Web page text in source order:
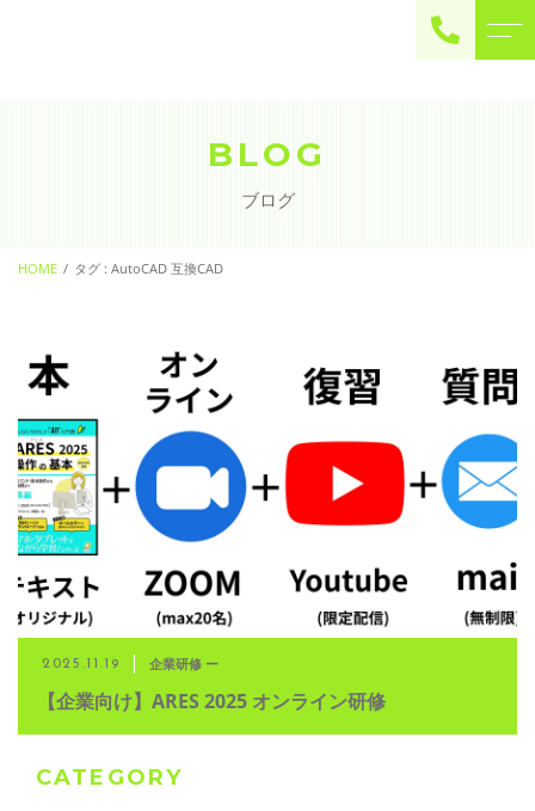
BLOG
ブログ
HOME タグ : AutoCAD 互換CAD
2025.11.19 企業研修 ー
【企業向け】ARES 2025 オンライン研修
CATEGORY